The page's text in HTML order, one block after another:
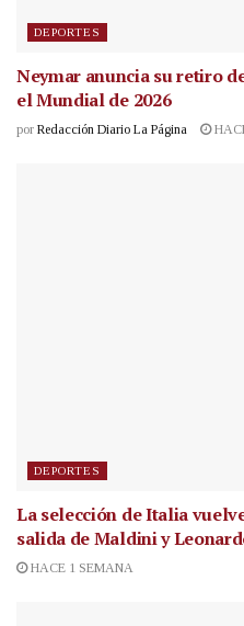
DEPORTES
Neymar anuncia su retiro
el Mundial de 2026
por Redacción Diario La Página
DEPORTES
La selección de Italia
salida de Maldini y
HACE 1 SEMANA